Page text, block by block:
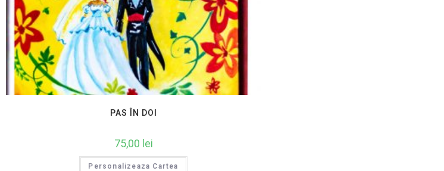
PAS ÎN DOI
75,00 lei
Personalizeaza Cartea